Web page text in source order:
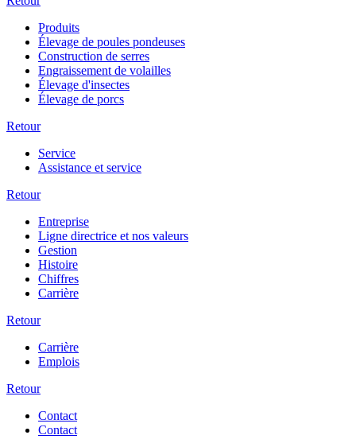
Produits
Élevage de poules pondeuses
Construction de serres
Engraissement de volailles
Élevage d'insectes
Élevage de porcs
Retour
Service
Assistance et service
Retour
Entreprise
Ligne directrice et nos valeurs
Gestion
Histoire
Chiffres
Carrière
Retour
Carrière
Emplois
Retour
Contact
Contact